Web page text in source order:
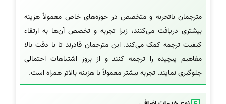
مترجمان باتجربه و متخصص در حوزه‌های خاص معمولاً هزینه
بیشتری دریافت می‌کنند، زیرا تجربه و تخصص آن‌ها به ارتقاء
کیفیت ترجمه کمک می‌کند. این مترجمان قادرند تا با دقت بالا
مفاهیم پیچیده را ترجمه کنند و از بروز اشتباهات احتمالی
جلوگیری نمایند. تجربه بیشتر معمولاً با هزینه بالاتر همراه است.